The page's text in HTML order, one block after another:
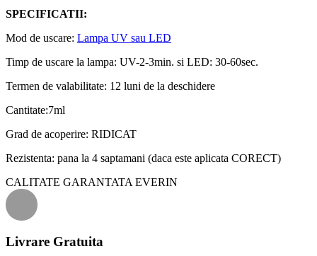
SPECIFICATII:
Mod de uscare: Lampa UV sau LED
Timp de uscare la lampa: UV-2-3min. si LED: 30-60sec.
Termen de valabilitate: 12 luni de la deschidere
Cantitate:7ml
Grad de acoperire: RIDICAT
Rezistenta: pana la 4 saptamani (daca este aplicata CORECT)
CALITATE GARANTATA EVERIN
Livrare Gratuita